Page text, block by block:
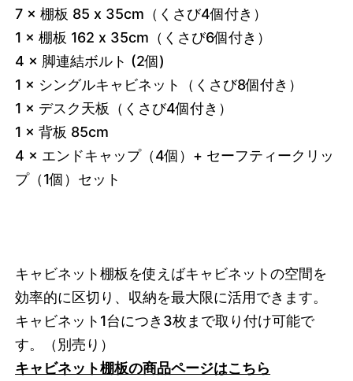
7 × 棚板 85 x 35cm（くさび4個付き）
1 × 棚板 162 x 35cm（くさび6個付き）
4 × 脚連結ボルト (2個)
1 × シングルキャビネット（くさび8個付き）
1 × デスク天板（くさび4個付き）
1 × 背板 85cm
4 × エンドキャップ（4個）+ セーフティークリッ
プ（1個）セット
キャビネット棚板を使えばキャビネットの空間を
効率的に区切り、収納を最大限に活用できます。
キャビネット1台につき3枚まで取り付け可能で
す。
（別売り）
キャビネット棚板の商品ページはこちら